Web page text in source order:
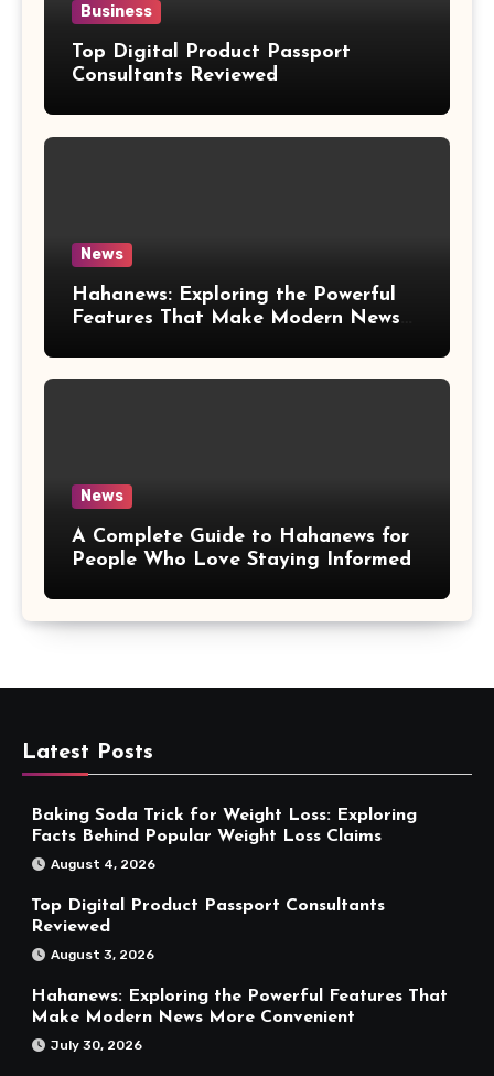
Business
Top Digital Product Passport
Consultants Reviewed
News
Hahanews: Exploring the Powerful
Features That Make Modern News
News
A Complete Guide to Hahanews for
People Who Love Staying Informed
Latest Posts
Baking Soda Trick for Weight Loss: Exploring
Facts Behind Popular Weight Loss Claims
August 4, 2026
Top Digital Product Passport Consultants
Reviewed
August 3, 2026
Hahanews: Exploring the Powerful Features That
Make Modern News More Convenient
July 30, 2026